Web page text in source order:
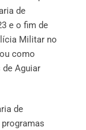
de
e o fim de
Militar no
como
de Aguiar
de